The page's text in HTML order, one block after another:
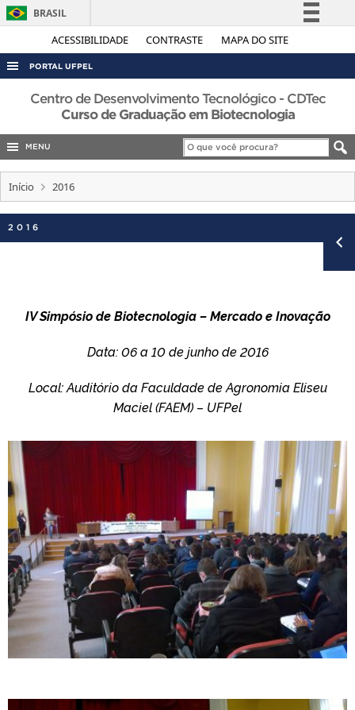
ACESSIBILIDADE CONTRASTE MAPA DO SITE
BRASIL
Simplifique!
Acesso à informação
Legislação
Canais
PORTAL UFPEL
ACESSO À INFORMAÇÃO
AUDITORIA
COBALTO
CONCURSOS
EDITAIS
INTERNACIONAL
Centro de Desenvolvimento Tecnológico - CDTec
Curso de Graduação em Biotecnologia
MENU
Início 2016
2016
IV Simpósio de Biotecnologia – Mercado e Inovação
Data: 06 a 10 de junho de 2016
Local: Auditório da Faculdade de Agronomia Eliseu
Maciel (FAEM) – UFPel